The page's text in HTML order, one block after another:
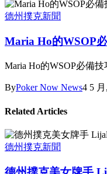
德州撲克新聞
Maria Ho的WSOP
Maria Ho的WSOP必備
ByPoker Now News4 5
Related Articles
德州撲克新聞